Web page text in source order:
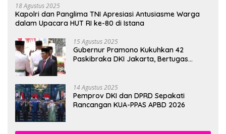
18 Agustus 2025
Kapolri dan Panglima TNI Apresiasi Antusiasme Warga
dalam Upacara HUT RI ke-80 di Istana
15 Agustus 2025
Gubernur Pramono Kukuhkan 42
Paskibraka DKI Jakarta, Bertugas
14 Agustus 2025
Pemprov DKI dan DPRD Sepakati
Rancangan KUA-PPAS APBD 2026